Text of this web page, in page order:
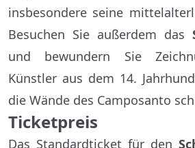
insbesondere seine
Besuchen Sie außerdem das
und bewundern Sie
Künstler aus dem 14.
die Wände des Camposanto
Ticketpreis
Das Standardticket für den